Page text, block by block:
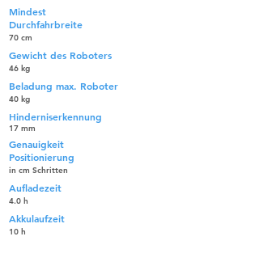
Mindest
Durchfahrbreite
70 cm
Gewicht des Roboters
46 kg
Beladung max. Roboter
40 kg
Hinderniserkennung
17 mm
Genauigkeit
Positionierung
in cm Schritten
Aufladezeit
4.0 h
Akkulaufzeit
10 h